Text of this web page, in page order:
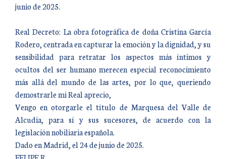
junio de 2025.
Real Decreto: La obra fotográfica de doña Cristina García
Rodero, centrada en capturar la emoción y la dignidad, y su
sensibilidad para retratar los aspectos más íntimos y
ocultos del ser humano merecen especial reconocimiento
más allá del mundo de las artes, por lo que, queriendo
demostrarle mi Real aprecio,
Vengo en otorgarle el título de Marquesa del Valle de
Alcudia, para sí y sus sucesores, de acuerdo con la
legislación nobiliaria española.
Dado en Madrid, el 24 de junio de 2025.